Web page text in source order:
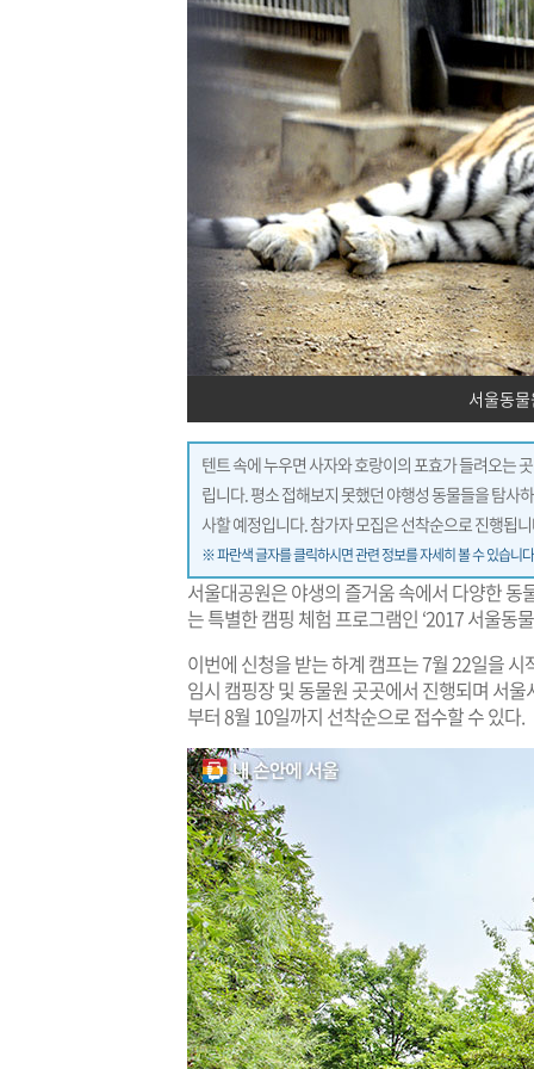
서울동
텐트 속에 누우면 사자와 호랑이의 포효가 들려오는
립니다. 평소 접해보지 못했던 야행성 동물들을 탐사
사할 예정입니다. 참가자 모집은 선착순으로 진행됩
※ 파란색 글자를 클릭하시면 관련 정보를 자세히 볼 수 있습니다
서울대공원은 야생의 즐거움 속에서 다양한
는 특별한 캠핑 체험 프로그램인 ‘2017 서울동
이번에 신청을 받는 하계 캠프는 7월 22일을
임시 캠핑장 및 동물원 곳곳에서 진행되며 서
부터 8월 10일까지 선착순으로 접수할 수 있다.